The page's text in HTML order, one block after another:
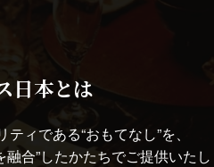
日本とは
ィである“おもてなし”を、
合”したかたちでご提供いた